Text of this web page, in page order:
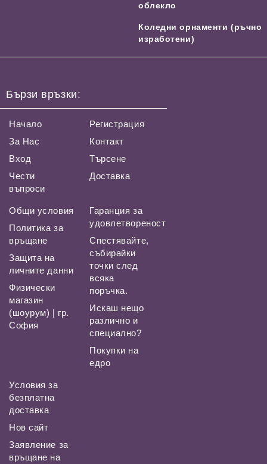
облекло
Коледни орнаменти (ръчно
изработени)
Бързи връзки:
Начало
За Нас
Вход
Чести
въпроси
Регистрация
Контакт
Търсене
Доставка
Общи условия
Политика за
връщане
Защита на
личните данни
Физически
магазин
(шоурум) | гр.
София
Гаранция за
удовлетвореност
Спестявайте,
събирайки
точки след
всяка
поръчка.
Искаш нещо
различно и
специално?
Покупки на
едро
Условия за
безплатна
доставка
Нов сайт
Заявление за
връщане на